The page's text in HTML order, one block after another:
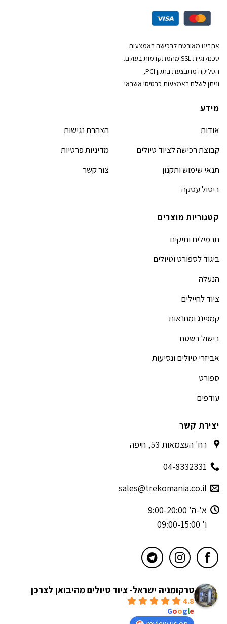
אתרינו מאובטח לרכישה באמצעות
טכנולוגיית SSL מהמתקדמות בעולם.
הסליקה מתבצעת בתקן PCI,
וניתן לשלם באמצעות כרטיסי אשראי
מידע
אודות
קבוצת רכישה לציוד טיולים
תנאי שימוש ותקנון
ביטול עסקה
הצהרת נגישות
מדיניות פרטיות
צור קשר
קטגוריות מוצרים
תרמילים ותיקים
ביגוד לספורט וטיולים
הנעלה
ציוד לחיילים
קמפינג ומחנאות
בישול בשטח
אביזרי טיולים ונסיעות
ספורט
עודפים
יצירת קשר
רח' העצמאות 53, חיפה
04-8332331
sales@trekomania.co.il
א'-ה' 9:00-20:00
ו' 09:00-15:00
טרקומניה ישראל- ציוד טיולים מהיבואן לצרכן
4.8
Google